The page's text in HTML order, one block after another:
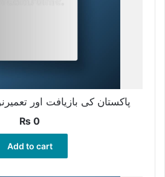
پاکستان کی بازیافت اور
₨ 0
Add to cart